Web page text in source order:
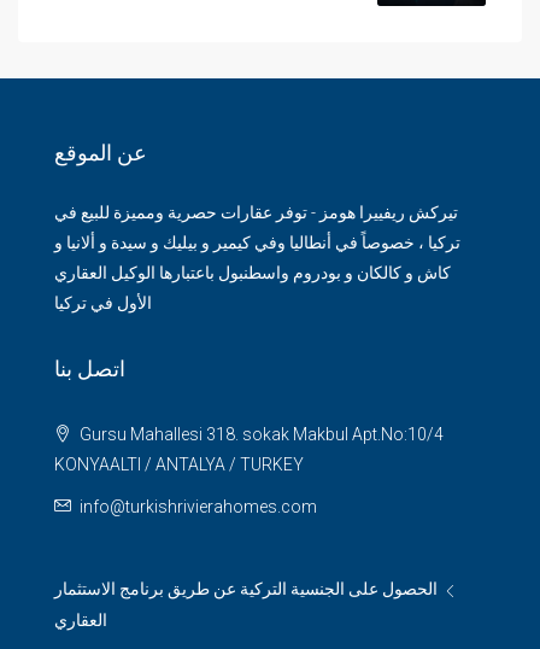
عن الموقع
تيركش ريفييرا هومز - توفر عقارات حصرية ومميزة للبيع في
تركيا ، خصوصاً في أنطاليا وفي كيمير و بيليك و سيدة و ألانيا و
كاش و كالكان و بودروم واسطنبول باعتبارها الوكيل العقاري
الأول في تركيا
اتصل بنا
Gursu Mahallesi 318. sokak Makbul Apt.No:10/4
KONYAALTI / ANTALYA / TURKEY
info@turkishrivierahomes.com
الحصول على الجنسية التركية عن طريق برنامج الاستثمار
العقاري